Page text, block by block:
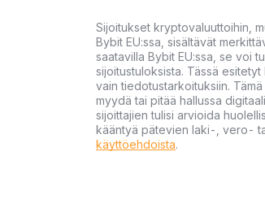
Sijoitukset kryptovaluuttoihin,
Bybit EU:ssa, sisältävät
saatavilla Bybit EU:ssa, se voi
sijoitustuloksista. Tässä
vain tiedotustarkoituksiin.
myydä tai pitää hallussa
sijoittajien tulisi arvioida
kääntyä pätevien laki-, vero-
käyttöehdoista.